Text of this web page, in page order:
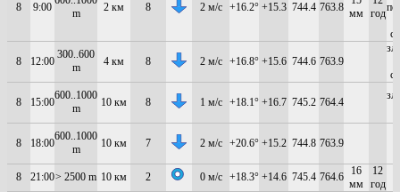
8 9:00
m
2 км 8 2 м/с +16.2° +15.3 744.4 763.8 мм год
8 12:00
300..600
m
4 км 8 2 м/с +16.8° +15.6 744.6 763.9
8 15:00
600..1000
m
10 км 8 1 м/с +18.1° +16.7 745.2 764.4
8 18:00
600..1000
m
10 км 7 2 м/с +20.6° +15.2 744.8 763.9
8 21:00> 2500 m 10 км 2 0 м/с +18.3° +14.6 745.4 764.6
16
мм
12
год